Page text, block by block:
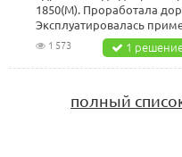
1850(M). Проработала
Эксплуатировалась
1 573 1
полный